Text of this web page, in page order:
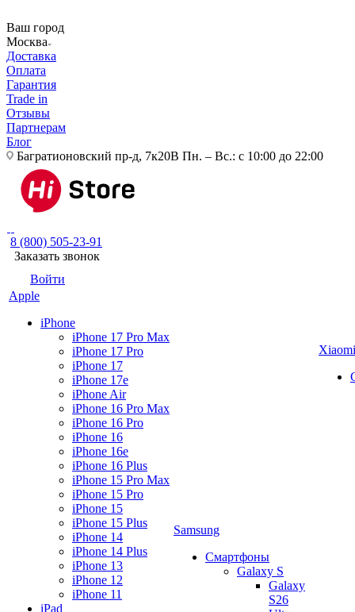
Ваш город
Москва
Доставка
Оплата
Гарантия
Trade in
Отзывы
Партнерам
Блог
Багратионовский пр-д, 7к20В Пн. – Вс.: с 10:00 до 22:00
8 (800) 505-23-91
Заказать звонок
Войти
Apple
iPhone
iPhone 17 Pro Max
iPhone 17 Pro
iPhone 17
iPhone 17e
iPhone Air
iPhone 16 Pro Max
iPhone 16 Pro
iPhone 16
iPhone 16e
iPhone 16 Plus
iPhone 15 Pro Max
iPhone 15 Pro
iPhone 15
iPhone 15 Plus
iPhone 14
iPhone 14 Plus
iPhone 13
iPhone 12
iPhone 11
iPad
Samsung
Смартфоны
Galaxy S
Galaxy
S26
Xiaomi